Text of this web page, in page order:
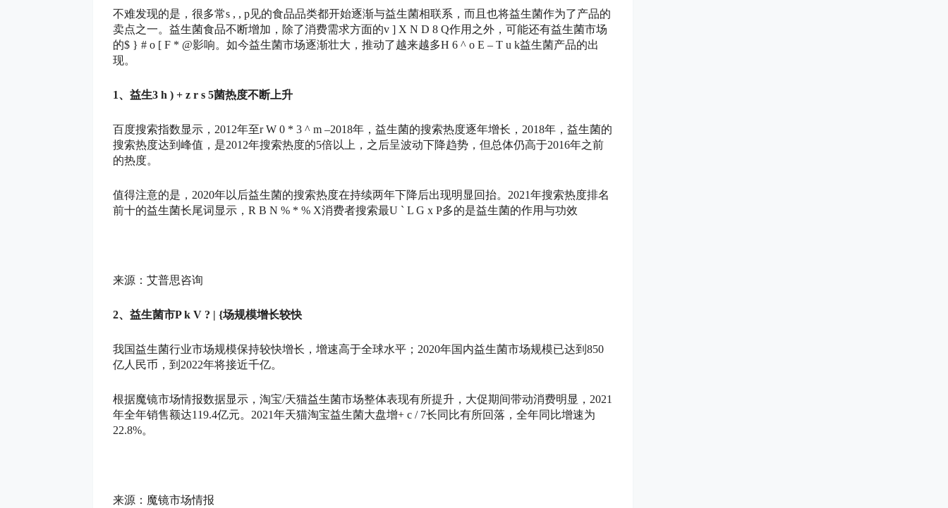
不难发现的是，很多常s , , p见的食品品类都开始逐渐与益生菌相联系，而且也将益生菌作为了产品的
卖点之一。益生菌食品不断增加，除了消费需求方面的v ] X N D 8 Q作用之外，可能还有益生菌市场
的$ } # o [ F * @影响。如今益生菌市场逐渐壮大，推动了越来越多H 6 ^ o E – T u k益生菌产品的出
现。
1、益生3 h ) + z r s 5菌热度不断上升
百度搜索指数显示，2012年至r W 0 * 3 ^ m –2018年，益生菌的搜索热度逐年增长，2018年，益生菌的
搜索热度达到峰值，是2012年搜索热度的5倍以上，之后呈波动下降趋势，但总体仍高于2016年之前
的热度。
值得注意的是，2020年以后益生菌的搜索热度在持续两年下降后出现明显回抬。2021年搜索热度排名
前十的益生菌长尾词显示， R B N % * % X消费者搜索最U ` L G x P多的是益生菌的作用与功效
来源：艾普思咨询
2、益生菌市P k V ? | {场规模增长较快
我国益生菌行业市场规模保持较快增长，增速高于全球水平；2020年国内益生菌市场规模已达到850
亿人民币，到2022年将接近千亿。
根据魔镜市场情报数据显示，淘宝/天猫益生菌市场整体表现有所提升，大促期间带动消费明显，2021
年全年销售额达119.4亿元。2021年天猫淘宝益生菌大盘增+ c / 7长同比有所回落，全年同比增速为
22.8%。
来源：魔镜市场情报